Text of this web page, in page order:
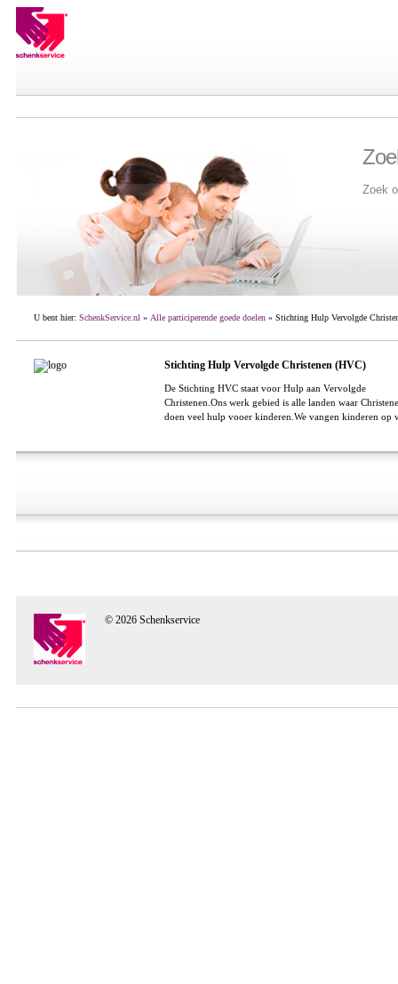
Zoek
U bent hier: SchenkService.nl » Alle participerende goede doelen» Stichting Hulp Vervolgde
Stichting Hulp Vervolgde Christenen (HVC)
De Stichting HVC staat voor Hulp aan Vervolgde
Christenen.Ons werk gebied is alle landen waar
doen veel hulp vooer kinderen.We vangen kinderen op
© 2026 Schenkservice